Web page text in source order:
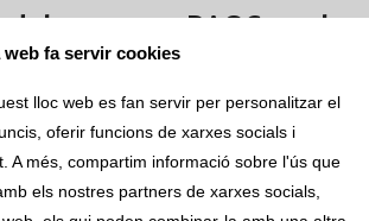
programa PAQC en el
de Catlab.
Verónica, Crespo Puig Mª Teresa,
Núria.
de Enfermeria Hematològica. valencia
fa servir cookies
lloc web es fan servir per personalitzar el
oferir funcions de xarxes socials i
A més, compartim informació sobre l'ús que
els nostres partners de xarxes socials,